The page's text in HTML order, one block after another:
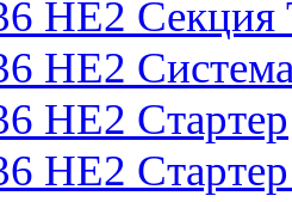
НЕ2
НЕ2
НЕ2 Стартер
НЕ2 Стартер